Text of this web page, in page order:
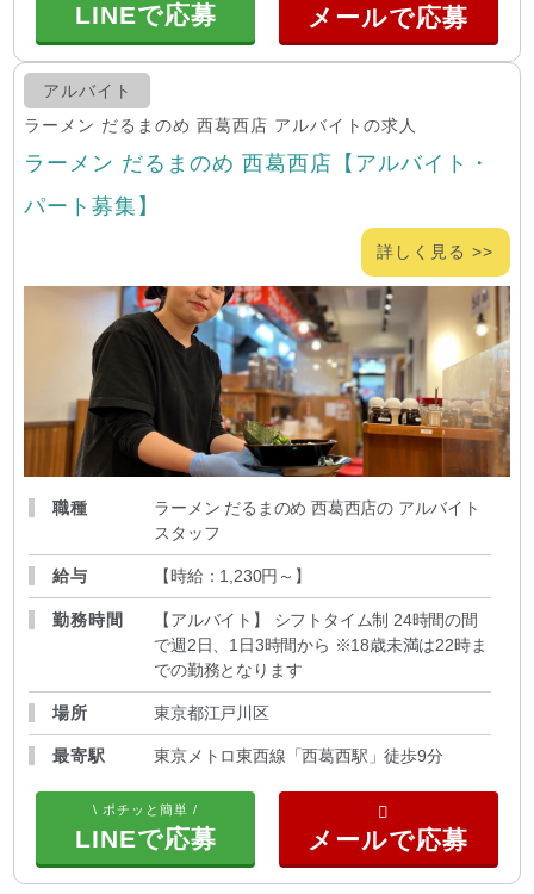
LINEで応募
アルバイト
ラーメン だるまのめ 西葛西店 アルバイトの求人
ラーメン だるまのめ 西葛西店【アルバイト・
パート募集】
詳しく見る >>
職種
ラーメン だるまのめ 西葛西店の アルバイト
スタッフ
給与 【時給：1,230円～ 】
勤務時間
【アルバイト】 シフトタイム制 24時間の間
で週2日、1日3時間から ※18歳未満は22時ま
での勤務となります
場所 東京都江戸川区
最寄駅 東京メトロ東西線「西葛西駅」徒歩9分
\ ポチッと簡単 /
LINEで応募